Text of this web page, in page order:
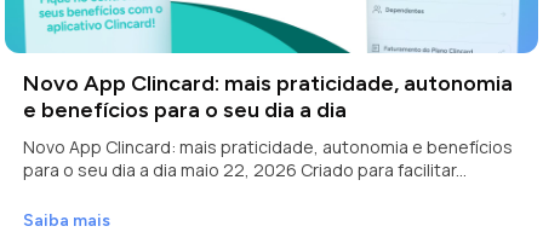
Novo App Clincard: mais praticidade, autonomia
e benefícios para o seu dia a dia
Novo App Clincard: mais praticidade, autonomia e benefícios
para o seu dia a dia maio 22, 2026 Criado para facilitar...
Saiba mais